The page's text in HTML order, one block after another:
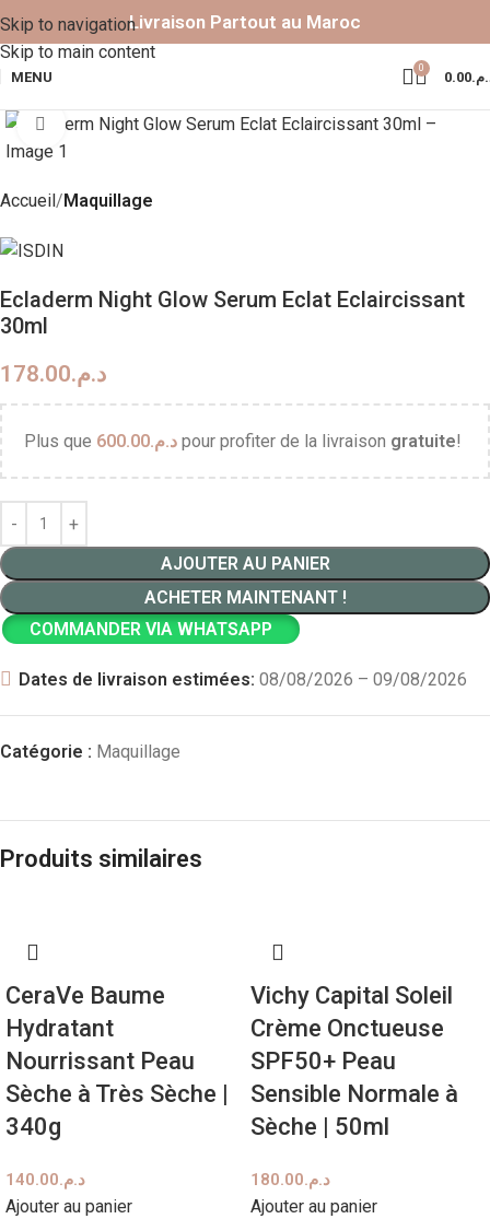
Skip to navigation
Skip to main content
Livraison Partout au Maroc
MENU
0
0.00
Click to enlarge
Accueil Maquillage
Ecladerm Night Glow Serum Eclat Eclaircissant
30ml
د.م.178.00
Plus que د.م.600.00 pour profiter de la livraison gratuite!
AJOUTER AU PANIER
ACHETER MAINTENANT !
COMMANDER VIA WHATSAPP
Dates de livraison estimées: 08/08/2026 – 09/08/2026
Catégorie : Maquillage
Produits similaires
CeraVe Baume
Hydratant
Nourrissant Peau
Sèche à Très Sèche |
340g
د.م.140.00
Ajouter au panier
Vichy Capital Soleil
Crème Onctueuse
SPF50+ Peau
Sensible Normale à
Sèche | 50ml
د.م.180.00
Ajouter au panier